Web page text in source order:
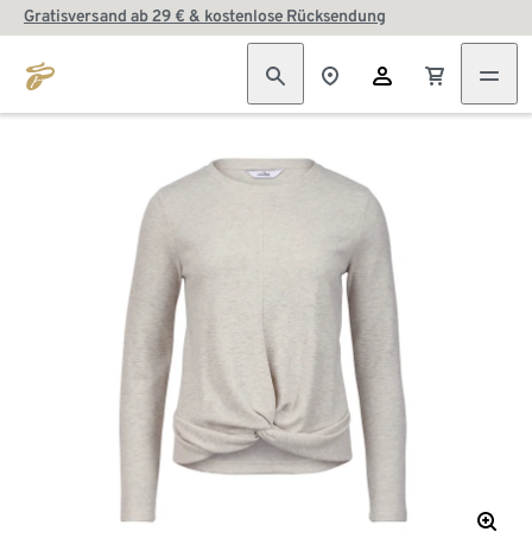
Gratisversand ab 29 € & kostenlose Rücksendung